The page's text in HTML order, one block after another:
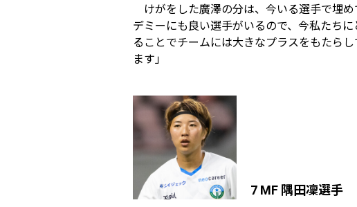
けがをした廣澤の分は、今いる選手で埋
デミーにも良い選手がいるので、今私たち
ることでチームには大きなプラスをもたら
ます」
7 MF 隅田凜選手